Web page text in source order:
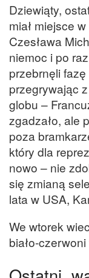
Dziewiąty,
miał miejsce
Czesława
niemoc i po
przebrnęli
przegrywając
globu –
zgadzało, ale
poza
który dla
nowo – nie
się zmianą
lata w USA,
We wtorek
biało-